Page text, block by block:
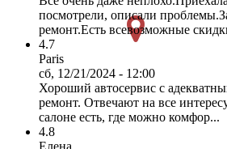
посмотрели, описали
ремонт.Есть всевозможные
4.7
Paris
сб, 12/21/2024 - 12:00
Хороший автосервис с
ремонт. Отвечают на все
салоне есть, где можно комфор...
4.8
Елена